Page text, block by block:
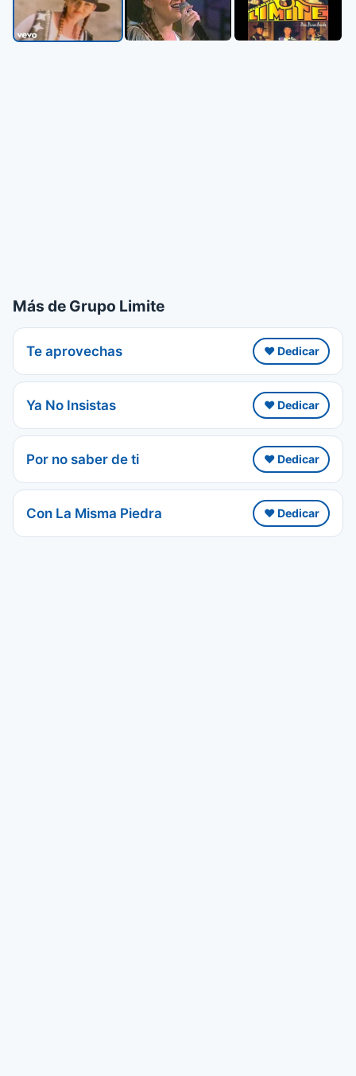
Más de Grupo Limite
Te aprovechas ❤️ Dedicar
Ya No Insistas ❤️ Dedicar
Por no saber de ti ❤️ Dedicar
Con La Misma Piedra ❤️ Dedicar